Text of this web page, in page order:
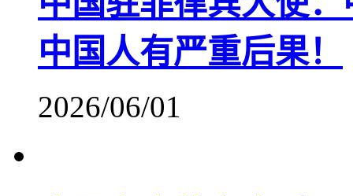
中国人有严重后果！
2026/06/01